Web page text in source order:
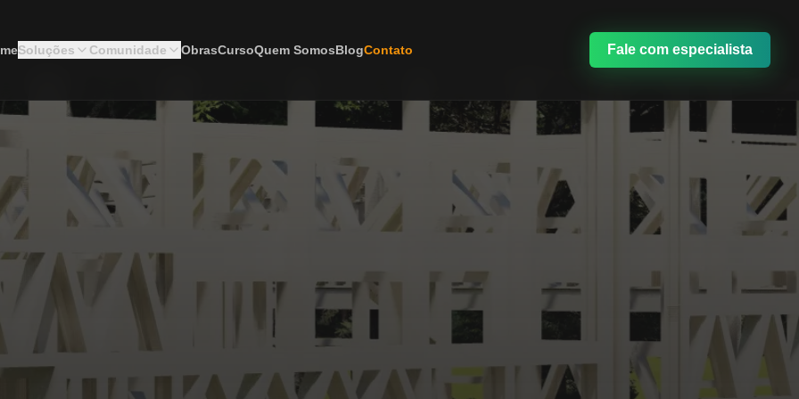
Soluções Comunidade ObrasCursoQuem SomosBlogContato Fale com especialista